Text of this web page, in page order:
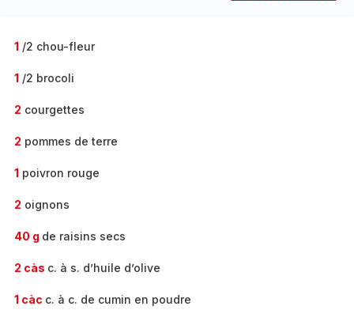
1 /2 chou-fleur
1 /2 brocoli
2 courgettes
2 pommes de terre
1 poivron rouge
2 oignons
40 g de raisins secs
2 càs c. à s. d’huile d’olive
1 càc c. à c. de cumin en poudre